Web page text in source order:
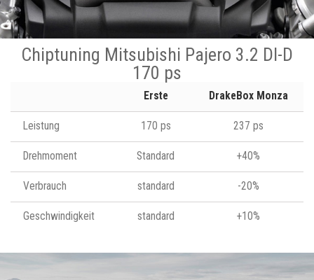
Chiptuning Mitsubishi Pajero 3.2 DI-D
170 ps
Erste DrakeBox Monza
Leistung 170 ps 237 ps
Drehmoment Standard +40%
Verbrauch standard -20%
Geschwindigkeit standard +10%